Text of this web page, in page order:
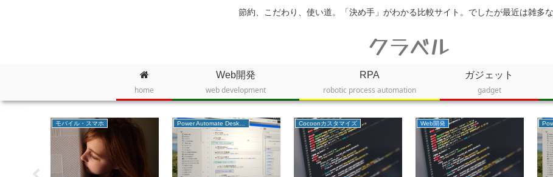
節約、こだわり、使い道。「決め手」がわかる比較サイト。でしたが最近は雑多
クラベル
home
Web開発
web development
RPA
robotic process automation
ガジェット
gadget
モバイル・スマホ Power Automate Desktop Cocoonカスタマイズ Web開発